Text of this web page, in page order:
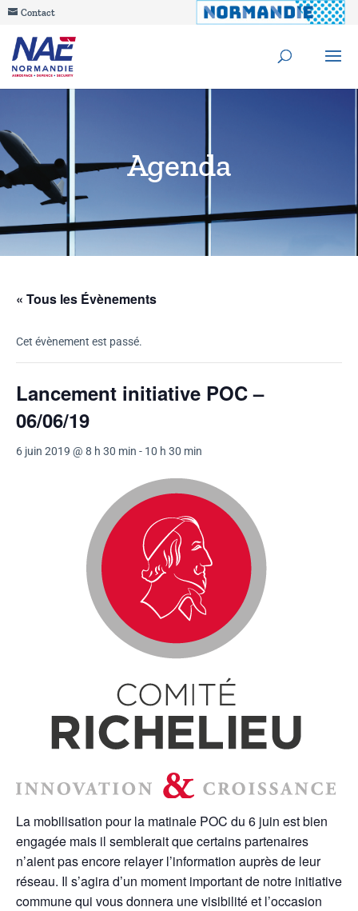
Contact
Agenda
« Tous les Évènements
Cet évènement est passé.
Lancement initiative POC –
06/06/19
6 juin 2019 @ 8 h 30 min - 10 h 30 min
La mobilisation pour la matinale POC du 6 juin est bien
engagée mais il semblerait que certains partenaires
n’aient pas encore relayer l’information auprès de leur
réseau. Il s’agira d’un moment important de notre initiative
commune qui vous donnera une visibilité et l’occasion